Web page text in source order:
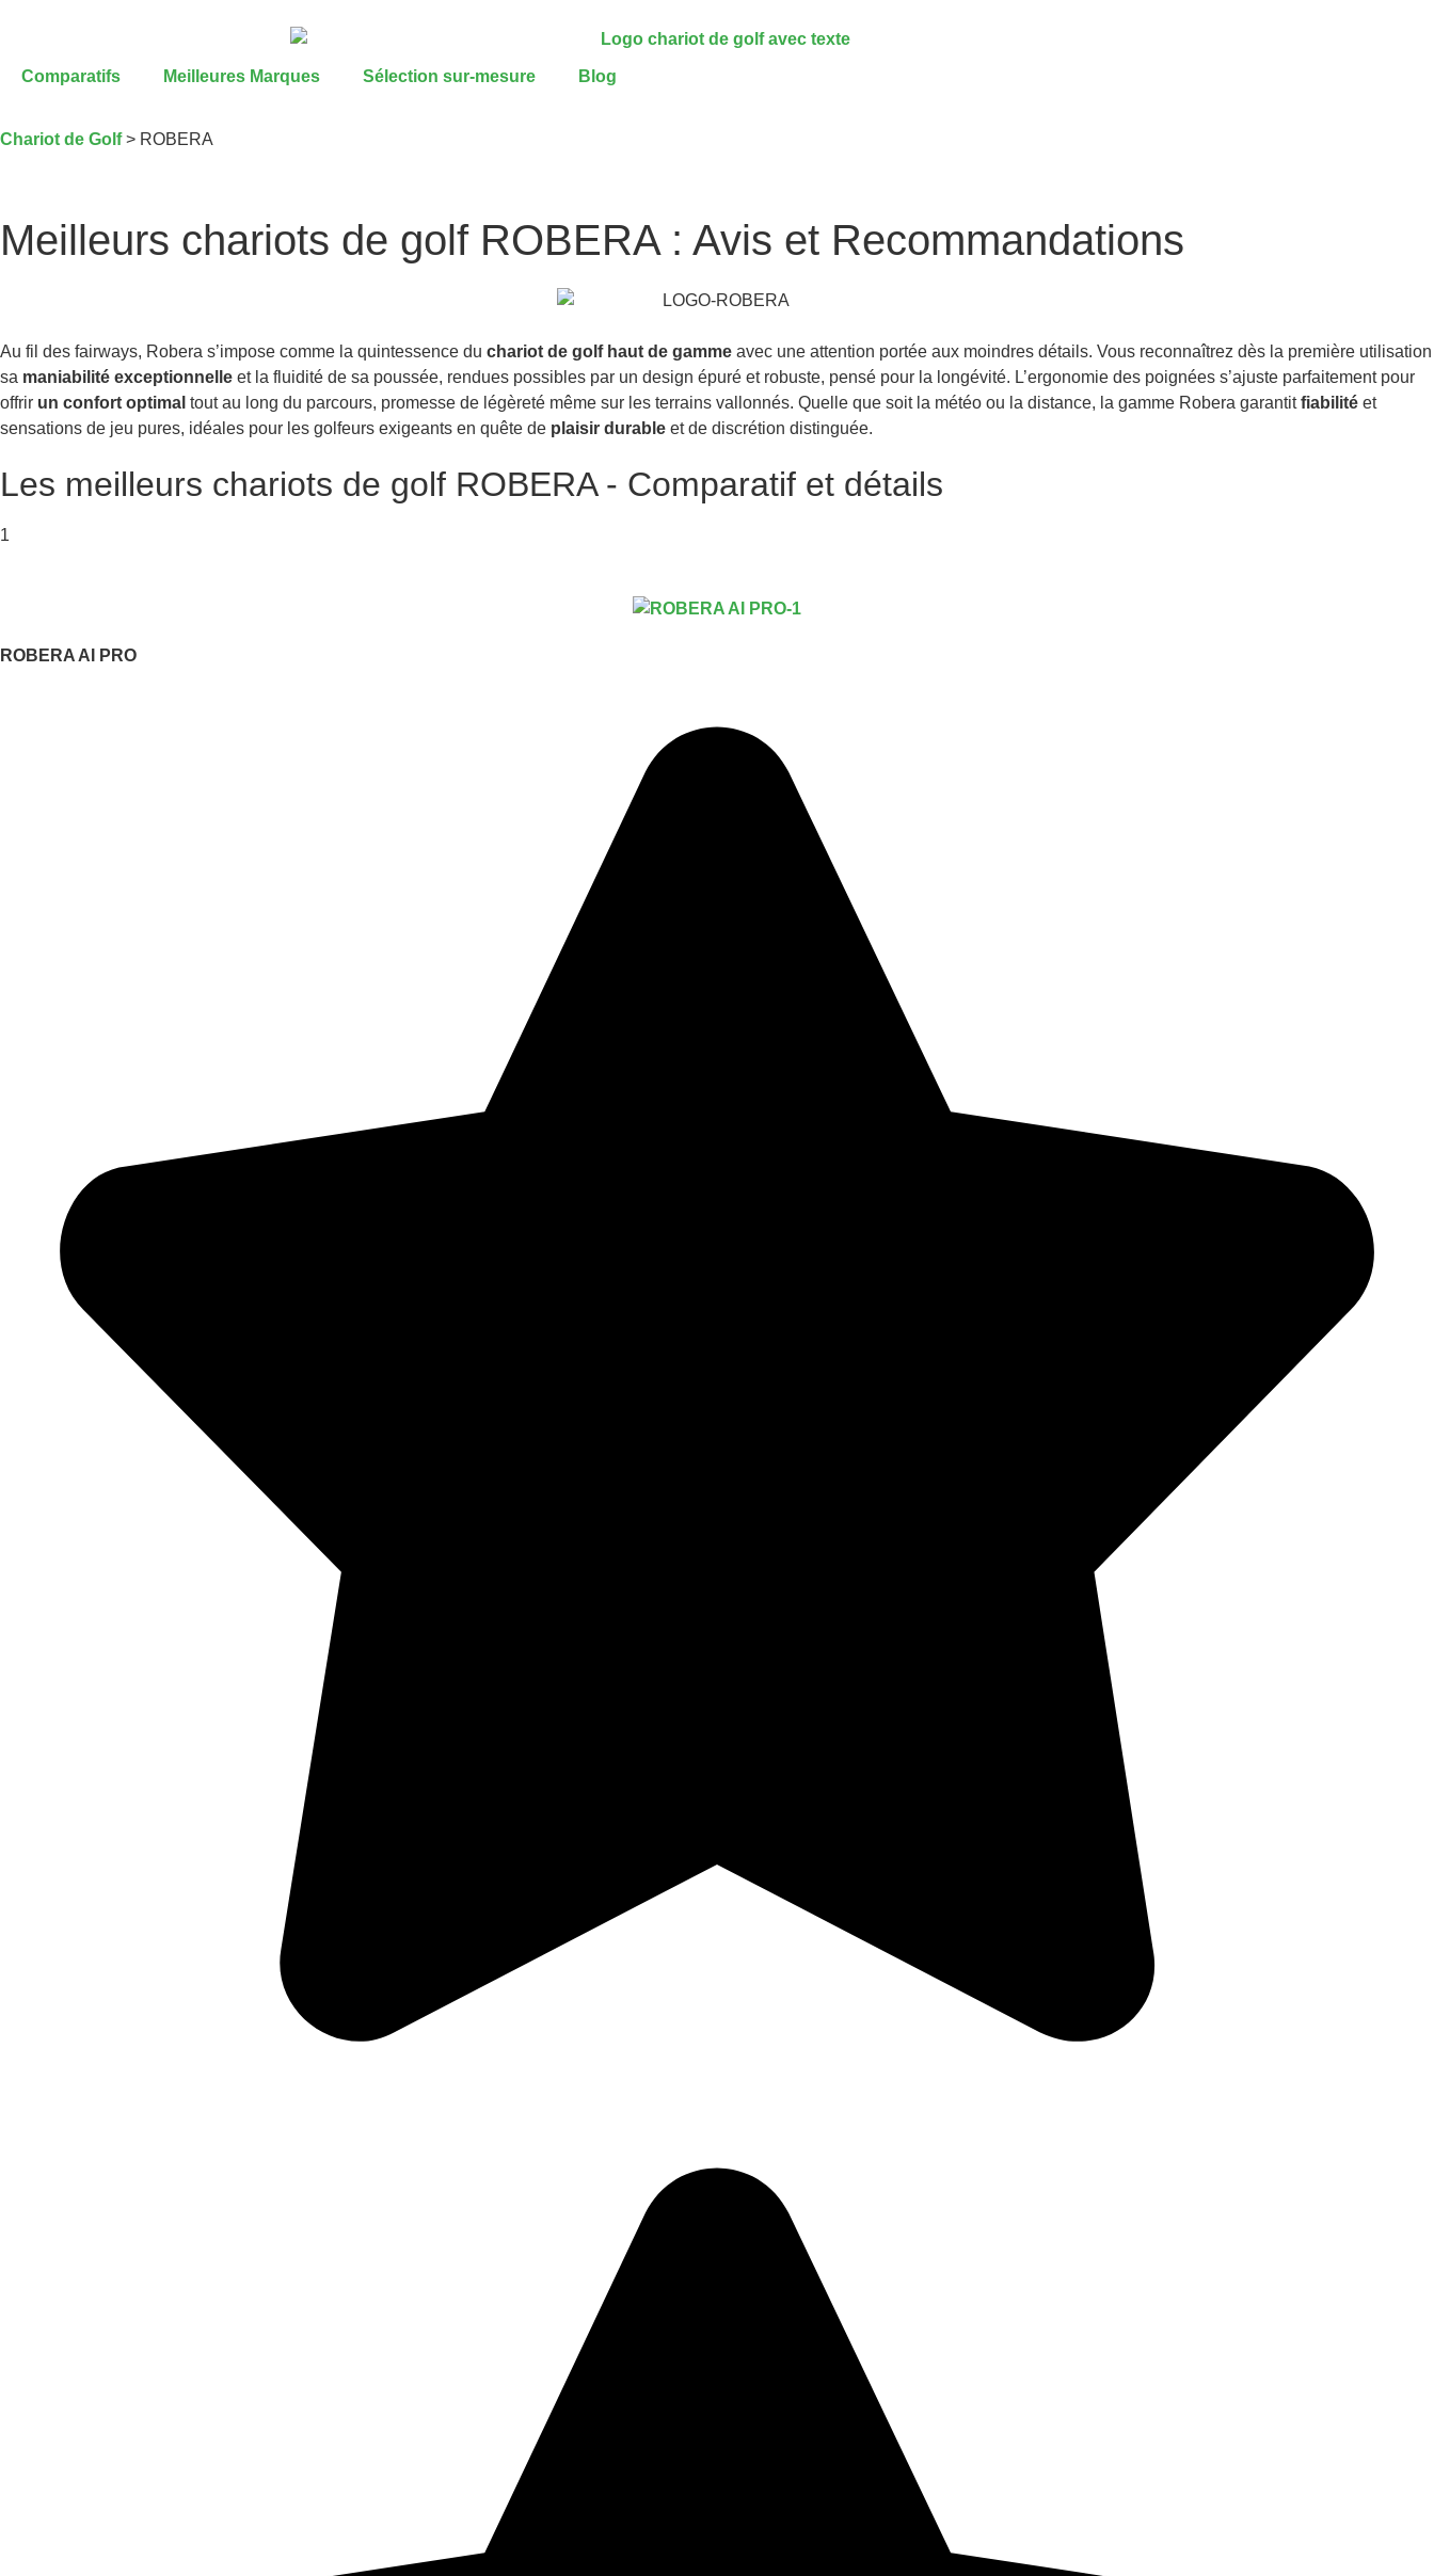
Comparatifs Meilleures Marques Sélection sur-mesure Blog
Chariot de Golf> ROBERA
Meilleurs chariots de golf ROBERA : Avis et Recommandations
Au fil des fairways, Robera s’impose comme la quintessence du chariot de golf haut de gamme avec une attention portée aux moindres détails. Vous reconnaîtrez dès la première utilisation
sa maniabilité exceptionnelle et la fluidité de sa poussée, rendues possibles par un design épuré et robuste, pensé pour la longévité. L’ergonomie des poignées s’ajuste parfaitement pour
offrir un confort optimal tout au long du parcours, promesse de légèreté même sur les terrains vallonnés. Quelle que soit la météo ou la distance, la gamme Robera garantitfiabilité et
sensations de jeu pures, idéales pour les golfeurs exigeants en quête de plaisir durable et de discrétion distinguée.
Les meilleurs chariots de golf ROBERA - Comparatif et détails
1
ROBERA AI PRO